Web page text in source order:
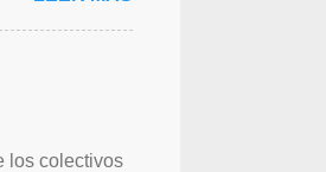
los colectivos